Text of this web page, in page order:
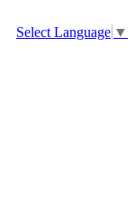
Select Language ▼